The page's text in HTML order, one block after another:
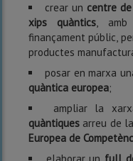
crear un centre
xips quàntics, amb
finançament públic,
productes
posar en marxa
quàntica europea;
ampliar la
quàntiques arreu de
Europea de